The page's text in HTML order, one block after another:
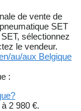
de vente de
SET
sélectionnez
le vendeur.
au/aux Belgique
:
2 980 €.